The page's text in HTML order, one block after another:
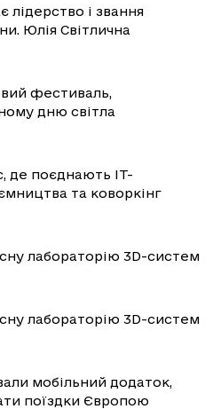
лідерство і звання
Юлія Світлична
фестиваль,
дню світла
де поєднають ІТ-
та коворкінг
лабораторію 3D-систем
лабораторію 3D-систем
мобільний додаток,
поїздки Європою